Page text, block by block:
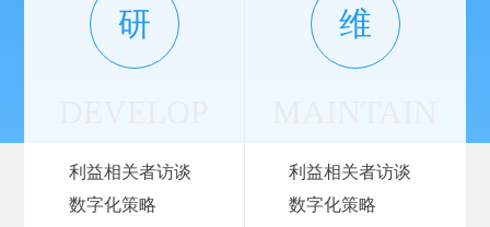
研
利益相关者访谈
数字化策略
维
利益相关者访谈
数字化策略